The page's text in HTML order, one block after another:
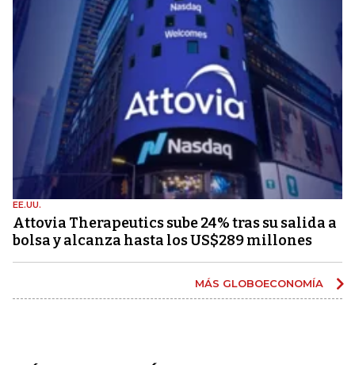
EE.UU.
Attovia Therapeutics sube 24% tras su salida a
bolsa y alcanza hasta los US$289 millones
MÁS GLOBOECONOMÍA